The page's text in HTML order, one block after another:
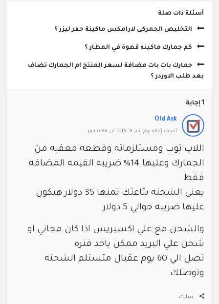
‫أسئلة ذات صلة
التخليص الجمركى لارامكس ماكينة حفر ليزر ؟
كم جمارك ماكينه قهوة في المطار ؟
جمارك بات بات مضافة لسعر المنتج ام الجمارك تضاف
بعد طلب الاوردر ؟
‫1 إجابة
Old Ask
‫أضاف ‫‫إجابة يوم يناير 8, 2018 في 6:33 pm
اللاب توب ومستلزماته وقطعه معفيه من
الجمارك وعليها 14% ضريبه القيمه المضافه
فقط
يعني الشحنه بتاعتك تمنها 35 دولار هيكون
عليها ضريبه حوالي 5 دولار
والشحن مع علي اكسبريس اذا كان مجاني او
شحن علي البريد ممكن ياخد فتره
تصل الي 60 يوم عقبال متستلم الشحنه
وتوصلك
شارك